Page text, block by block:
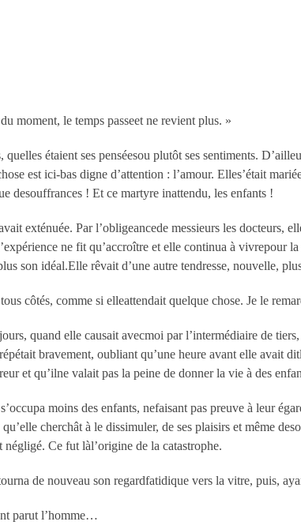
moment, le temps passeet ne revient plus. »
quelles étaient ses penséesou plutôt ses sentiments.
est ici-bas digne d’attention : l’amour. Elles’était
desouffrances ! Et ce martyre inattendu, les enfants !
exténuée. Par l’obligeancede messieurs les docteurs,
ne fit qu’accroître et elle continua à vivrepour
son idéal.Elle rêvait d’une autre tendresse, nouvelle,
côtés, comme si elleattendait quelque chose. Je le
quand elle causait avecmoi par l’intermédiaire de
bravement, oubliant qu’une heure avant elle avait
et qu’ilne valait pas la peine de donner la vie à des
moins des enfants, nefaisant pas preuve à leur
cherchât à le dissimuler, de ses plaisirs et même
négligé. Ce fut làl’origine de la catastrophe.
de nouveau son regardfatidique vers la vitre, puis,
parut l’homme…